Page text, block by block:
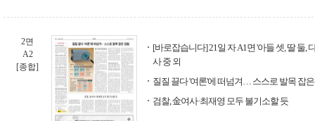
2면
A2
[종합]
[바로잡습니다] 21일 자 A1면 '아들 셋, 딸 둘,
사 중 외
질질 끌다 '여론'에 떠넘겨… 스스로 발목 잡
검찰, 金여사·최재영 모두 불기소할 듯